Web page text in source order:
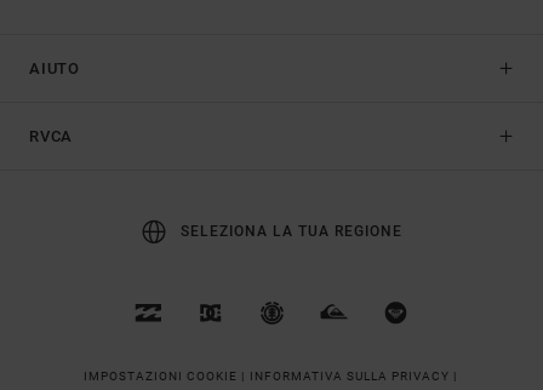
AIUTO
RVCA
SELEZIONA LA TUA REGIONE
IMPOSTAZIONI COOKIE | INFORMATIVA SULLA PRIVACY |